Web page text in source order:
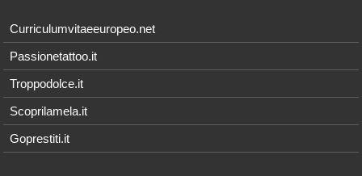
Curriculumvitaeeuropeo.net
Passionetattoo.it
Troppodolce.it
Scoprilamela.it
Goprestiti.it